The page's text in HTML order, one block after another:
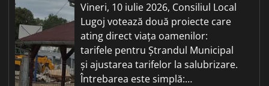
Vineri, 10 iulie 2026, Consiliul Local
Lugoj votează două proiecte care
ating direct viața oamenilor:
tarifele pentru Ștrandul Municipal
și ajustarea tarifelor la salubrizare.
Întrebarea este simplă:…